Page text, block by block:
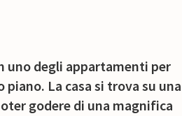
uno degli appartamenti per
La casa si trova su una
godere di una magnifica